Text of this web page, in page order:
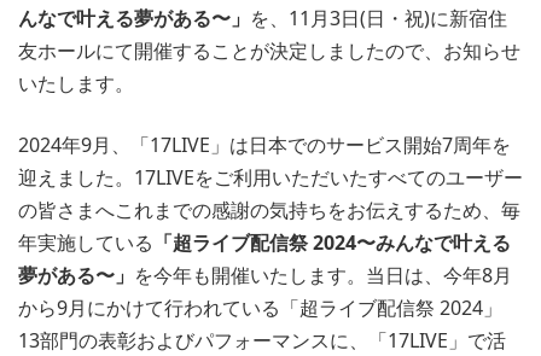
んなで叶える夢がある〜」 を、11月3日(日・祝)に新宿住
友ホールにて開催することが決定しましたので、お知らせ
いたします。
2024年9月、「17LIVE」は日本でのサービス開始7周年を
迎えました。17LIVEをご利用いただいたすべてのユーザー
の皆さまへこれまでの感謝の気持ちをお伝えするため、毎
年実施している 「超ライブ配信祭 2024〜みんなで叶える
夢がある〜」 を今年も開催いたします。当日は、今年8月
から9月にかけて行われている「超ライブ配信祭 2024」
13部門の表彰およびパフォーマンスに、「17LIVE」で活